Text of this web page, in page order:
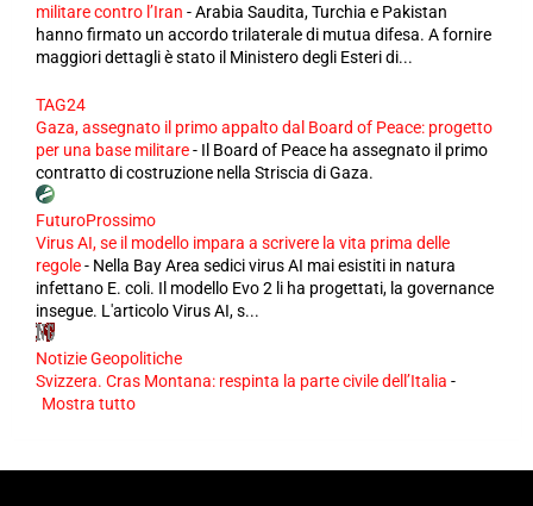
militare contro l’Iran -Arabia Saudita, Turchia e Pakistan
hanno firmato un accordo trilaterale di mutua difesa. A fornire
maggiori dettagli è stato il Ministero degli Esteri di...
TAG24
Gaza, assegnato il primo appalto dal Board of Peace: progetto
per una base militare- Il Board of Peace ha assegnato il primo
contratto di costruzione nella Striscia di Gaza.
FuturoProssimo
Virus AI, se il modello impara a scrivere la vita prima delle
regole- Nella Bay Area sedici virus AI mai esistiti in natura
infettano E. coli. Il modello Evo 2 li ha progettati, la governance
insegue. L'articolo Virus AI, s...
Notizie Geopolitiche
Svizzera. Cras Montana: respinta la parte civile dell’Italia -
Mostra tutto